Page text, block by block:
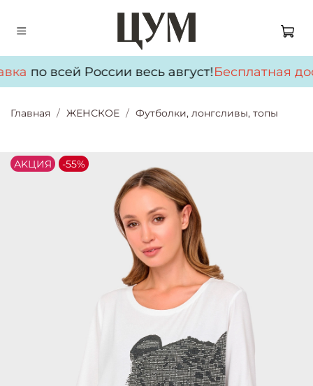
по всей России весь август!Бесплатная
Главная ЖЕНСКОЕ Футболки, лонгсливы, топы
АKЦИЯ -55%